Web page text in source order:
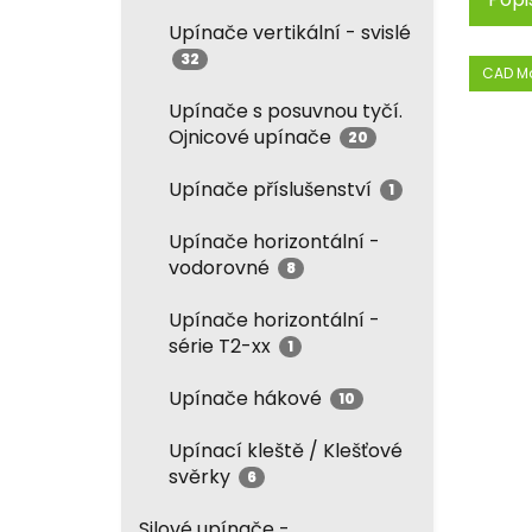
Upínače vertikální - svislé
32
Upínače s posuvnou tyčí.
Ojnicové upínače
20
Upínače příslušenství 1
Upínače horizontální -
vodorovné
8
Upínače horizontální -
série T2-xx
1
Upínače hákové 10
Upínací kleště / Klešťové
svěrky
6
CAD